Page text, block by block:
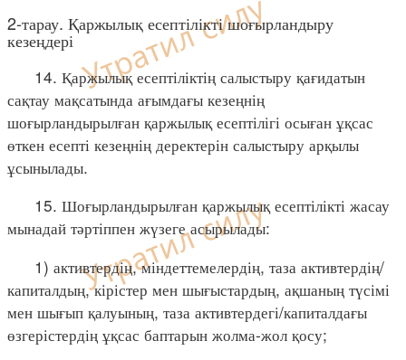
2-тарау. Қаржылық есептілікті шоғырландыру
кезеңдері
14. Қаржылық есептіліктің салыстыру қағидатын
сақтау мақсатында ағымдағы кезеңнің
шоғырландырылған қаржылық есептілігі осыған ұқсас
өткен есепті кезеңнің деректерін салыстыру арқылы
ұсынылады.
15. Шоғырландырылған қаржылық есептілікті жасау
мынадай тәртіппен жүзеге асырылады:
1) активтердің, міндеттемелердің, таза активтердің/
капиталдың, кірістер мен шығыстардың, ақшаның түсімі
мен шығып қалуының, таза активтердегі/капиталдағы
өзгерістердің ұқсас баптарын жолма-жол қосу;